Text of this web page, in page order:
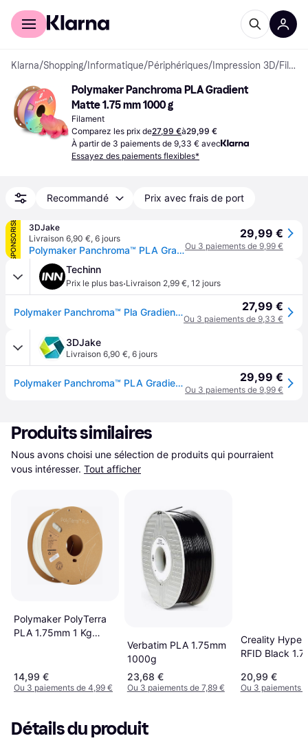
Acheter avec Klarna
Klarna/Shopping/ Informatique/Périphériques/ Impression 3D/ Filaments
Polymaker Panchroma PLA Gradient
Matte 1.75 mm 1000 g
Filament
Comparez les prix de27,99 €à29,99 €
À partir de 3 paiements de 9,33 € avec
Essayez des paiements flexibles*
Recommandé Prix avec frais de port
SPONSORISÉ
3DJake
Livraison 6,90 €, 6 jours
Polymaker Panchroma™ PLA Gradient Matte Spring - 1,75 mm / 1000 g
29,99 €
Ou 3 paiements de 9,99 €
Techinn
Prix le plus bas·Livraison 2,99 €, 12 jours
Polymaker Panchroma™ Pla Gradient Matte 1.75 Mm 1kg Pla Filament Rose 27,99 €
Ou 3 paiements de 9,33 €
3DJake
Livraison 6,90 €, 6 jours
Polymaker Panchroma™ PLA Gradient Matte Spring - 1,75 mm / 1000 g 29,99 €
Ou 3 paiements de 9,99 €
Produits similaires
Nous avons choisi une sélection de produits qui pourraient
vous intéresser. Tout afficher
Polymaker PolyTerra
PLA 1.75mm 1 Kg
14,99 €
Ou 3 paiements de 4,99 €
Verbatim PLA 1.75mm
1000g
23,68 €
Ou 3 paiements de 7,89 €
Creality Hyper
RFID Black
20,99 €
Ou 3 paiements
Détails du produit